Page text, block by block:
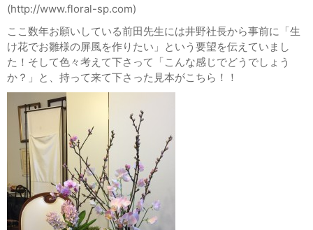
(http://www.floral-sp.com)
ここ数年お願いしている前田先生には井野社長から事前に「生
け花でお雛様の屏風を作りたい」という要望を伝えていまし
た！そして色々考えて下さって「こんな感じでどうでしょう
か？」と、持って来て下さった見本がこちら！！